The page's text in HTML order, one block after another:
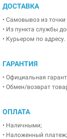
ДОСТАВКА
• Самовывоз из
• Из пункта службы
• Курьером по адресу.
ГАРАНТИЯ
• Официальная
• Обмен/возврат
ОПЛАТА
• Наличными;
• Наложенный платеж;